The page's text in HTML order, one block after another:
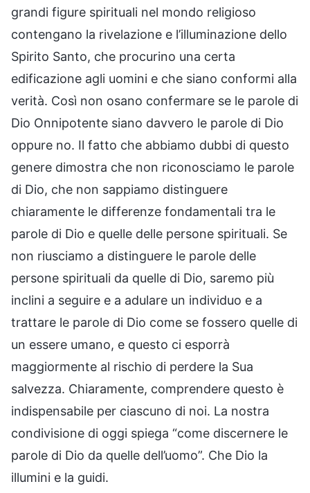
grandi figure spirituali nel mondo religioso
contengano la rivelazione e l’illuminazione dello
Spirito Santo, che procurino una certa
edificazione agli uomini e che siano conformi alla
verità. Così non osano confermare se le parole di
Dio Onnipotente siano davvero le parole di Dio
oppure no. Il fatto che abbiamo dubbi di questo
genere dimostra che non riconosciamo le parole
di Dio, che non sappiamo distinguere
chiaramente le differenze fondamentali tra le
parole di Dio e quelle delle persone spirituali. Se
non riusciamo a distinguere le parole delle
persone spirituali da quelle di Dio, saremo più
inclini a seguire e a adulare un individuo e a
trattare le parole di Dio come se fossero quelle di
un essere umano, e questo ci esporrà
maggiormente al rischio di perdere la Sua
salvezza. Chiaramente, comprendere questo è
indispensabile per ciascuno di noi. La nostra
condivisione di oggi spiega “come discernere le
parole di Dio da quelle dell’uomo”. Che Dio la
illumini e la guidi.